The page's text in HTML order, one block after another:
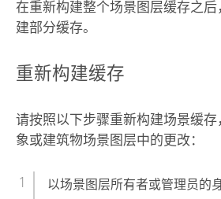
在重新构建整个场景图层缓存之
建部分缓存。
重新构建缓存
请按照以下步骤重新构建场景缓
象或建筑物场景图层中的更改：
以场景图层所有者或管理员的